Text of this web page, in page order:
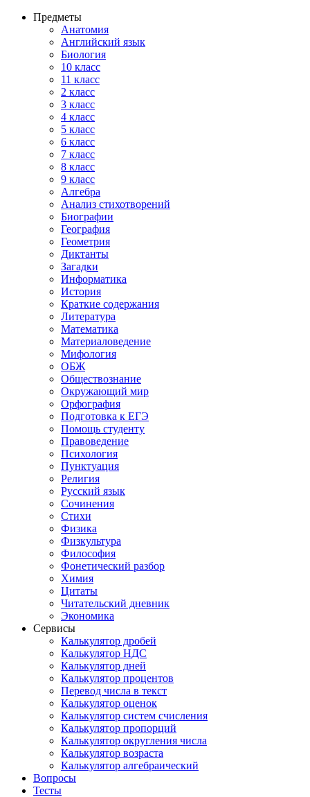
Предметы
Анатомия
Английский язык
Биология
10 класс
11 класс
2 класс
3 класс
4 класс
5 класс
6 класс
7 класс
8 класс
9 класс
Алгебра
Анализ стихотворений
Биографии
География
Геометрия
Диктанты
Загадки
Информатика
История
Краткие содержания
Литература
Математика
Материаловедение
Мифология
ОБЖ
Обществознание
Окружающий мир
Орфография
Подготовка к ЕГЭ
Помощь студенту
Правоведение
Психология
Пунктуация
Религия
Русский язык
Сочинения
Стихи
Физика
Физкультура
Философия
Фонетический разбор
Химия
Цитаты
Читательский дневник
Экономика
Сервисы
Калькулятор дробей
Калькулятор НДС
Калькулятор дней
Калькулятор процентов
Перевод числа в текст
Калькулятор оценок
Калькулятор систем счисления
Калькулятор пропорций
Калькулятор округления числа
Калькулятор возраста
Калькулятор алгебраический
Вопросы
Тесты